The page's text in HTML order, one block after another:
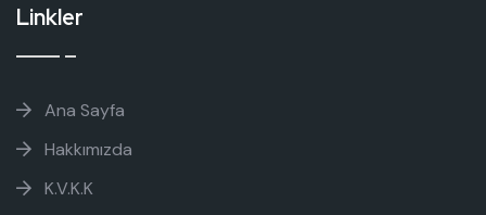
Linkler
Ana Sayfa
Hakkımızda
K.V.K.K